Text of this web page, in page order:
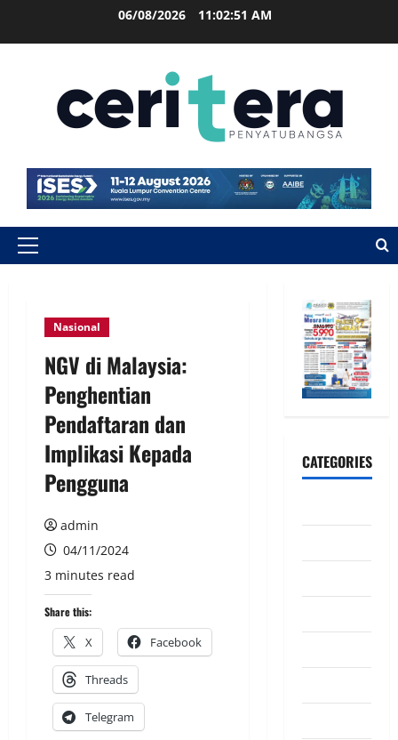
06/08/2026 11:02:52 AM
Nasional
NGV di Malaysia:
Penghentian
Pendaftaran dan
Implikasi Kepada
Pengguna
admin
04/11/2024
3 minutes read
Share this:
X Facebook
Threads
Telegram
CATEGORIES